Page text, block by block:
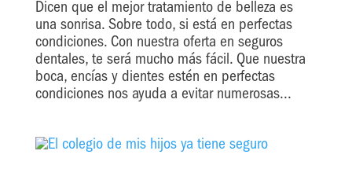
Dicen que el mejor tratamiento de belleza es
una sonrisa. Sobre todo, si está en perfectas
condiciones. Con nuestra oferta en seguros
dentales, te será mucho más fácil. Que nuestra
boca, encías y dientes estén en perfectas
condiciones nos ayuda a evitar numerosas...